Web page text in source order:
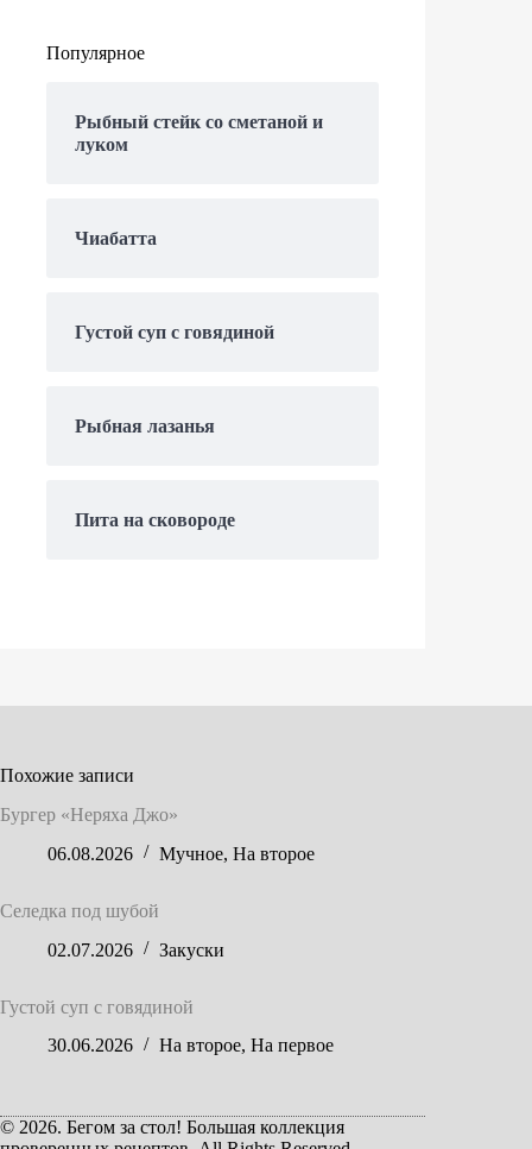
Популярное
Рыбный стейк со сметаной и
луком
Чиабатта
Густой суп с говядиной
Рыбная лазанья
Пита на сковороде
Похожие записи
Бургер «Неряха Джо»
06.08.2026
Мучное, На второе
Селедка под шубой
02.07.2026
Закуски
Густой суп с говядиной
30.06.2026
На второе, На первое
© 2026. Бегом за стол! Большая коллекция